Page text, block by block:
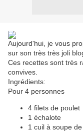
Aujourd'hui, je vous
sur son très très joli
Ces recettes sont très
convives.
Ingrédients:
Pour 4 personnes
4 filets de poulet
1 échalote
1 cuil à soupe